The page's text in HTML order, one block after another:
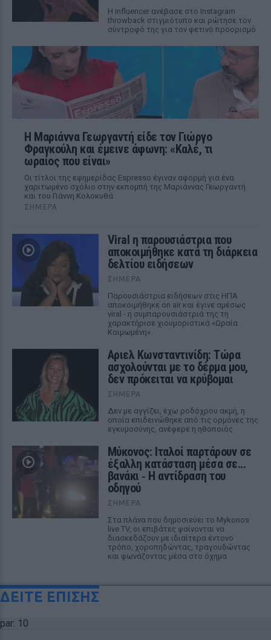
Η influencer ανέβασε στο Instagram
throwback στιγμιότυπο και ρώτησε τον
σύντροφό της για τον φετινό προορισμό
Η Μαριάννα Γεωργαντή είδε τον Γιώργο
Φραγκούλη και έμεινε άφωνη: «Καλέ, τι
ωραίος που είναι»
Οι τίτλοι της εφημερίδας Espresso έγιναν αφορμή για ένα
χαριτωμένο σχόλιο στην εκπομπή της Μαριάννας Γεωργαντή
και του Γιάννη Κολοκυθά
ΣΉΜΕΡΑ
Viral η παρουσιάστρια που
αποκοιμήθηκε κατά τη διάρκεια
δελτίου ειδήσεων
ΣΉΜΕΡΑ
Παρουσιάστρια ειδήσεων στις ΗΠΑ
αποκοιμήθηκε on air και έγινε αμέσως
viral - η συμπαρουσιάστριά της τη
χαρακτήρισε χιουμοριστικά «Ωραία
Κοιμωμένη».
Αριελ Κωνσταντινίδη: Τώρα
ασχολούνται με το δέρμα μου,
δεν πρόκειται να κρύβομαι
ΣΉΜΕΡΑ
Δεν με αγγίζει, έχω ροδόχρου ακμή, η
οποία επιδεινώθηκε από τις ορμόνες της
εγκυμοσύνης, ανέφερε η ηθοποιός
Μύκονος: Ιταλοί παρτάρουν σε
έξαλλη κατάσταση μέσα σε...
βανάκι ‑ Η αντίδραση του
οδηγού
ΣΉΜΕΡΑ
Στα πλάνα που δημοσιεύει το Mykonos
live TV, οι επιβάτες φαίνονται να
διασκεδάζουν με ιδιαίτερα έντονο
τρόπο, χοροπηδώντας, τραγουδώντας
και φωνάζοντας μέσα στο όχημα
ΔΕΙΤΕ ΕΠΙΣΗΣ
par: 10